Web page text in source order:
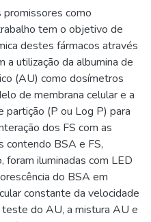
como
tem o objetivo de
destes fármacos através
utilização da albumina de
(AU) como dosímetros
de membrana celular e a
partição (P ou Log P) para
dos FS com as
contendo BSA e FS,
iluminadas com LED
do BSA em
constante da velocidade
do AU, a mistura AU e